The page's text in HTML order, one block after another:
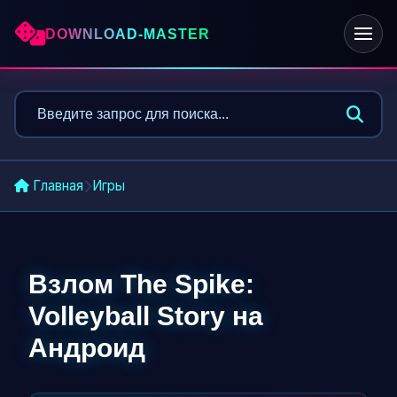
DOWNLOAD-MASTER
Нейросети
Без интернета
Про машины
Онлайн
Главная Игры
Взлом The Spike:
Volleyball Story на
Андроид